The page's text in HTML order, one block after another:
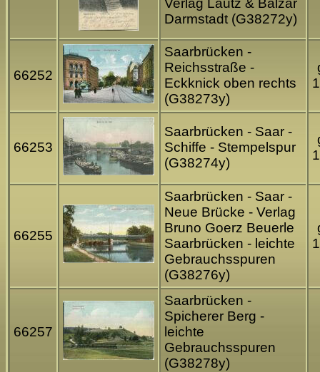
Verlag Lautz & Balzar
Darmstadt (G38272y)
66252
Saarbrücken -
Reichsstraße -
Eckknick oben rechts
(G38273y)
66253
Saarbrücken - Saar -
Schiffe - Stempelspur
(G38274y)
66255
Saarbrücken - Saar -
Neue Brücke - Verlag
Bruno Goerz Beuerle
Saarbrücken - leichte
Gebrauchsspuren
(G38276y)
66257
Saarbrücken -
Spicherer Berg -
leichte
Gebrauchsspuren
(G38278y)